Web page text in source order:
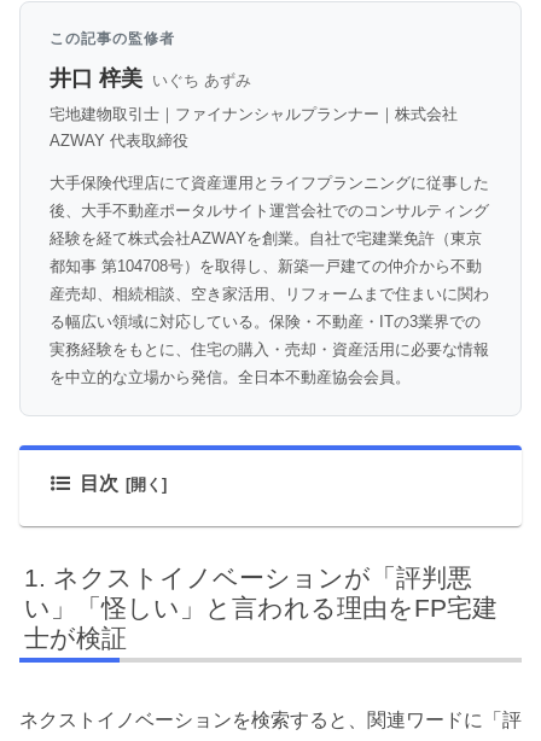
この記事の監修者
井口 梓美 いぐち あずみ
宅地建物取引士｜ファイナンシャルプランナー｜株式会社
AZWAY 代表取締役
大手保険代理店にて資産運用とライフプランニングに従事した
後、大手不動産ポータルサイト運営会社でのコンサルティング
経験を経て株式会社AZWAYを創業。自社で宅建業免許（東京
都知事 第104708号）を取得し、新築一戸建ての仲介から不動
産売却、相続相談、空き家活用、リフォームまで住まいに関わ
る幅広い領域に対応している。保険・不動産・ITの3業界での
実務経験をもとに、住宅の購入・売却・資産活用に必要な情報
を中立的な立場から発信。全日本不動産協会会員。
目次
ネクストイノベーションが「評判悪
い」「怪しい」と言われる理由をFP宅建
士が検証
ネクストイノベーションを検索すると、関連ワードに「評